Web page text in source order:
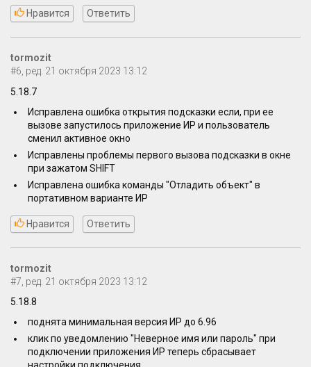
Нравится Ответить
tormozit
#6, ред. 21 октября 2023 13:12
5.18.7
Исправлена ошибка открытия подсказки если, при ее
вызове запустилось приложение ИР и пользователь
сменил активное окно
Исправлены проблемы первого вызова подсказки в окне
при зажатом SHIFT
Исправлена ошибка команды "Отладить объект" в
портативном варианте ИР
Нравится Ответить
tormozit
#7, ред. 21 октября 2023 13:12
5.18.8
поднята минимальная версия ИР до 6.96
клик по уведомлению "Неверное имя или пароль" при
подключении приложения ИР теперь сбрасывает